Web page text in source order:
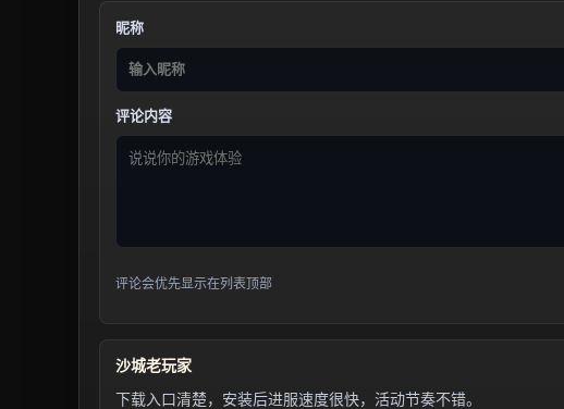
昵称
评论内容
评论会优先显示在列表顶部
沙城老玩家
下载入口清楚，安装后进服速度很快，活动节奏不错。